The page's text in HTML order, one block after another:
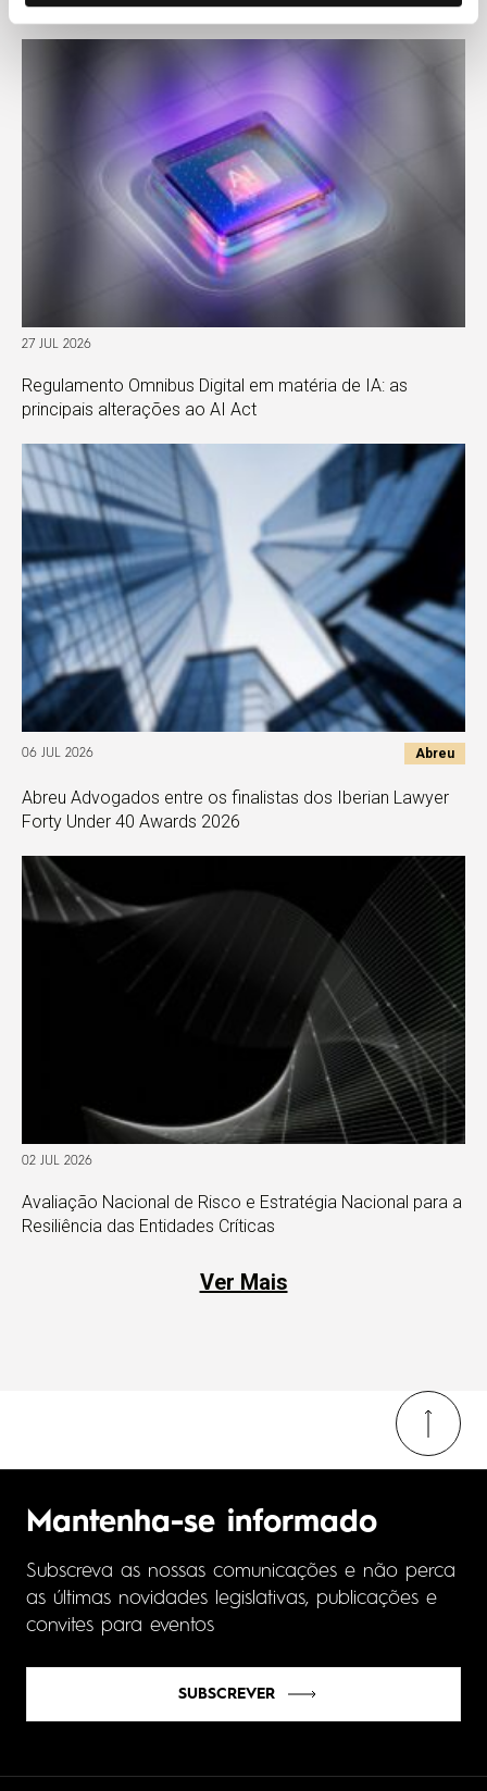
congresso latino-americano
27 JUL 2026
Regulamento Omnibus Digital em matéria de IA: as
principais alterações ao AI Act
06 JUL 2026 Abreu
Abreu Advogados entre os finalistas dos Iberian Lawyer
Forty Under 40 Awards 2026
02 JUL 2026
Avaliação Nacional de Risco e Estratégia Nacional para a
Resiliência das Entidades Críticas
Ver Mais
Mantenha-se informado
Subscreva as nossas comunicações e não perca
as últimas novidades legislativas, publicações e
convites para eventos
SUBSCREVER